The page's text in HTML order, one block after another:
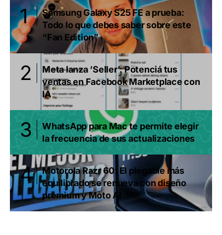
Samsung Galaxy S25 FE a prueba:
Todo lo que debes saber sobre este
“Fan Edition”
Meta lanza ‘Seller’: Potenciá tus
ventas en Facebook Marketplace con
IA
WhatsApp para Mac te permite elegir
la frecuencia de sus actualizaciones
Motorola Razr 60: El plegable más
equilibrado se renueva con diseño
premium y Moto AI